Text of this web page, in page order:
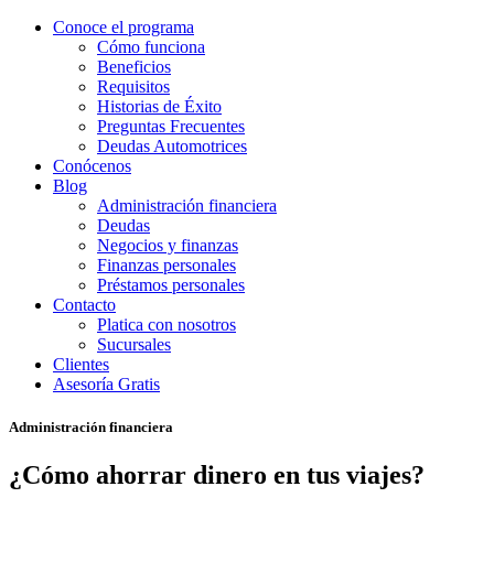
Conoce el programa
Cómo funciona
Beneficios
Requisitos
Historias de Éxito
Preguntas Frecuentes
Deudas Automotrices
Conócenos
Blog
Administración financiera
Deudas
Negocios y finanzas
Finanzas personales
Préstamos personales
Contacto
Platica con nosotros
Sucursales
Clientes
Asesoría Gratis
Administración financiera
¿Cómo ahorrar dinero en tus viajes?